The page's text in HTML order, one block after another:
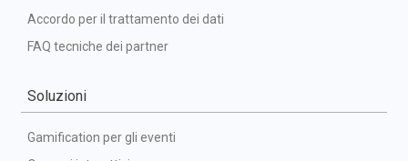
Accordo per il trattamento dei dati
FAQ tecniche dei partner
Soluzioni
Gamification per gli eventi